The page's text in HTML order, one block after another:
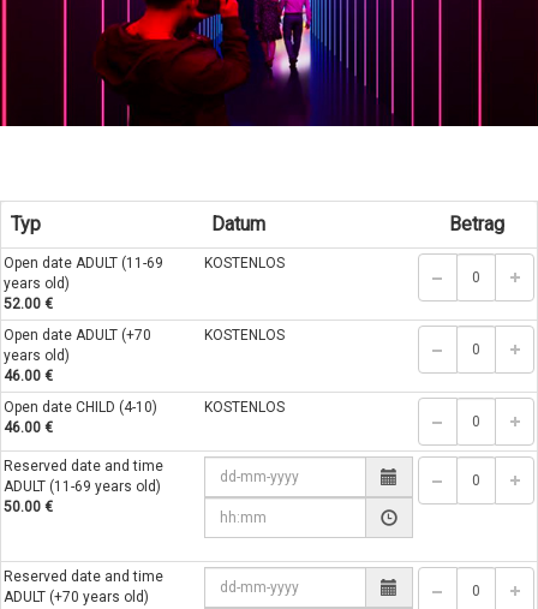
Typ Datum Betrag
Open date ADULT (11-69
years old)
52.00 €
KOSTENLOS
Open date ADULT (+70
years old)
46.00 €
KOSTENLOS
Open date CHILD (4-10)
46.00 €
KOSTENLOS
Reserved date and time
ADULT (11-69 years old)
50.00 €
Reserved date and time
ADULT (+70 years old)